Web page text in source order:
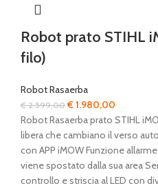
Robot prato STIHL
filo)
Robot Rasaerba
€2.599,00Il
prezzo
originale
era:
€ 2.599,00.
€1.980,00
prezzo
attuale
è:
€
Robot Rasaerba prato STIHL
libera che cambiano il verso
con APP iMOW Funzione
viene spostato dalla sua area
controllo e striscia al LED con